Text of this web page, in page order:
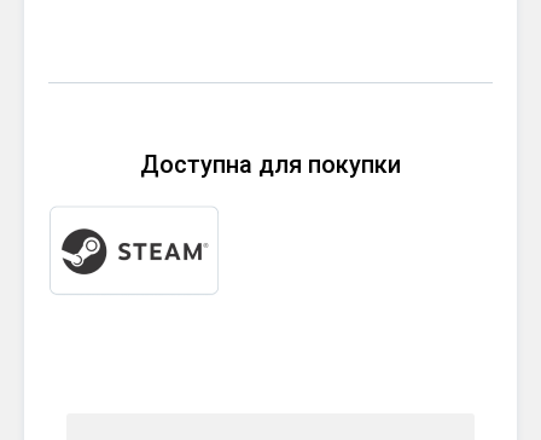
Доступна для покупки